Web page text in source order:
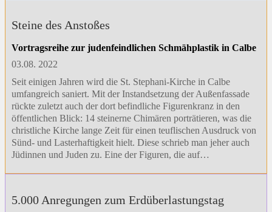
Steine des Anstoßes
Vortragsreihe zur judenfeindlichen Schmähplastik in Calbe
03.08. 2022
Seit einigen Jahren wird die St. Stephani-Kirche in Calbe
umfangreich saniert. Mit der Instandsetzung der Außenfassade
rückte zuletzt auch der dort befindliche Figurenkranz in den
öffentlichen Blick: 14 steinerne Chimären porträtieren, was die
christliche Kirche lange Zeit für einen teuflischen Ausdruck von
Sünd- und Lasterhaftigkeit hielt. Diese schrieb man jeher auch
Jüdinnen und Juden zu. Eine der Figuren, die auf…
5.000 Anregungen zum Erdüberlastungstag